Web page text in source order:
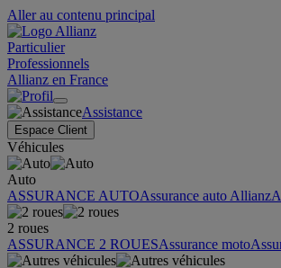
Aller au contenu principal
Particulier
Professionnels
Allianz en France
Assistance
Espace Client
Véhicules
Auto
ASSURANCE AUTOAssurance auto Allianz
2 roues
ASSURANCE 2 ROUESAssurance moto